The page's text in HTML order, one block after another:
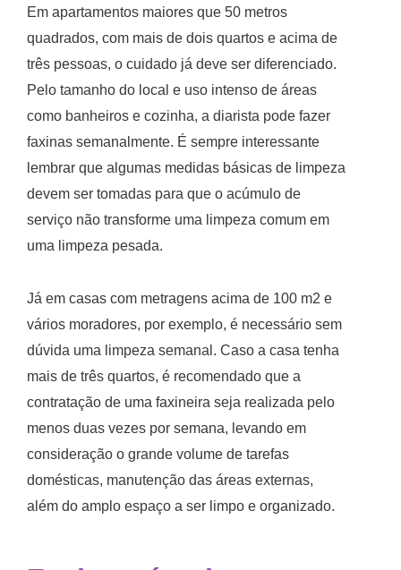
Em apartamentos maiores que 50 metros
quadrados, com mais de dois quartos e acima de
três pessoas, o cuidado já deve ser diferenciado.
Pelo tamanho do local e uso intenso de áreas
como banheiros e cozinha, a diarista pode fazer
faxinas semanalmente. É sempre interessante
lembrar que algumas medidas básicas de limpeza
devem ser tomadas para que o acúmulo de
serviço não transforme uma limpeza comum em
uma limpeza pesada.
Já em casas com metragens acima de 100 m2 e
vários moradores, por exemplo, é necessário sem
dúvida uma limpeza semanal. Caso a casa tenha
mais de três quartos, é recomendado que a
contratação de uma faxineira seja realizada pelo
menos duas vezes por semana, levando em
consideração o grande volume de tarefas
domésticas, manutenção das áreas externas,
além do amplo espaço a ser limpo e organizado.